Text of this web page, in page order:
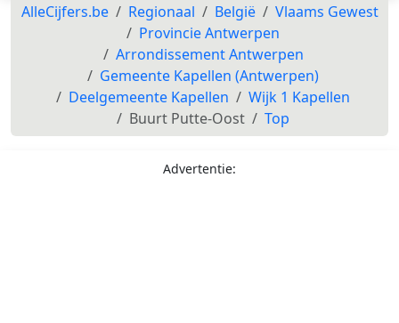
AlleCijfers.be Regionaal België
Vlaams Gewest
Provincie Antwerpen
Arrondissement Antwerpen
Gemeente Kapellen (Antwerpen)
Deelgemeente Kapellen
Wijk 1 Kapellen
Buurt Putte-Oost
Top
Advertentie: